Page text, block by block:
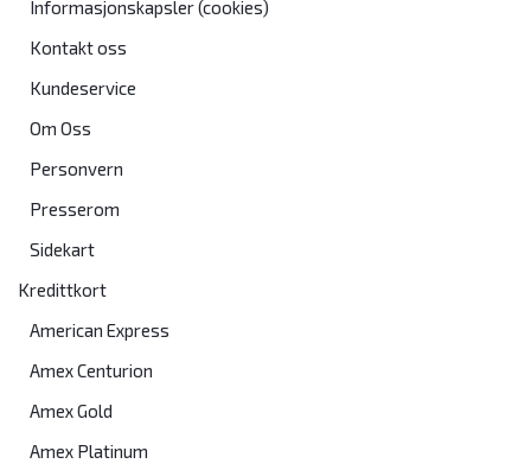
Informasjonskapsler (cookies)
Kontakt oss
Kundeservice
Om Oss
Personvern
Presserom
Sidekart
Kredittkort
American Express
Amex Centurion
Amex Gold
Amex Platinum